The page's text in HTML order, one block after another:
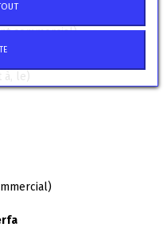
commercial)
téléphone)
à, le)